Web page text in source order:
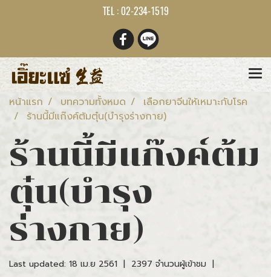
TEL : 02-234-1519
หน้าแรก บทความทั้งหมด
เลือกยาจีนให้เหมาะกับโรค
ร้านนี้มีแก๊งค์ต้มตุ๋น(บำรุงร่างกาย)
ร้านนี้มีแก๊งค์ต้ม
ตุ๋น(บำรุง
ร่างกาย)
Last updated: 18 เม.ย 2561 | 2397 จำนวนผู้เข้าชม |